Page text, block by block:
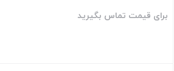
برای قیمت تماس بگیرید